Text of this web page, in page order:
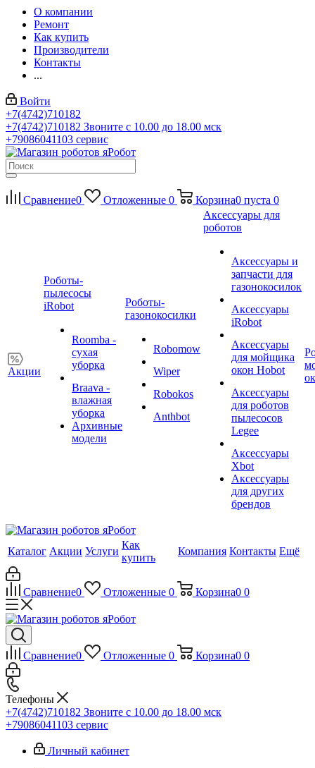
О компании
Ремонт
Как купить
Производители
Контакты
...
Войти
+7(4742)710182
+7(4742)710182 Звоните с 10.00 до 18.00 мск
+79086041103 сервис
Сравнение0 Отложенные 0 Корзина0 пуста 0
Акции
Роботы-
пылесосы
iRobot
Roomba -
сухая
уборка
Braava -
влажная
уборка
Архивные
модели
Роботы-
газонокосилки
Robomow
Wiper
Robokos
Anthbot
Аксессуары для
роботов
Аксессуары и
запчасти для
газонокосилок
Аксессуары
iRobot
Аксессуары
для мойщика
окон Hobot
Аксессуары
для роботов
пылесосов
Legee
Аксессуары
Xbot
Аксессуары
для других
брендов
Каталог Акции Услуги
Как
купить
Компания Контакты Ещё
Сравнение0 Отложенные 0 Корзина0 0
Сравнение0 Отложенные 0 Корзина0 0
Телефоны
+7(4742)710182 Звоните с 10.00 до 18.00 мск
+79086041103 сервис
Личный кабинет